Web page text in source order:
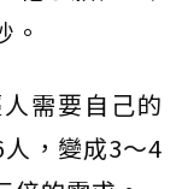
。
需要自己的
，變成3～4